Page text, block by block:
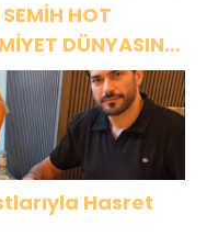
HOT
DÜNYASININ
Hasret